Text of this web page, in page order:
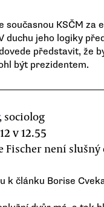
současnou KSČM za
duchu jeho logiky
představit, že
být prezidentem.
, sociolog
v 12.55
Fischer není slušný
k článku Borise